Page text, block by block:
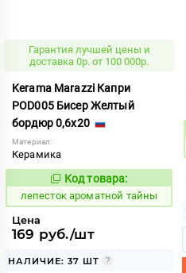
Гарантия лучшей цены и
доставка 0р. от 100 000р.
Kerama Marazzi Капри
POD005 Бисер Желтый
бордюр 0,6x20
Материал:
Керамика
859726
Код товара:
лепесток ароматной тайны
Цена
169 руб./шт
НАЛИЧИЕ: 37 ШТ